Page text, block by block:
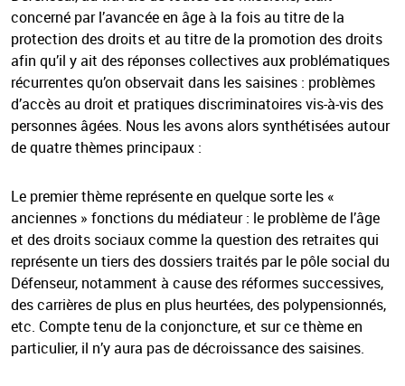
concerné par l’avancée en âge à la fois au titre de la
protection des droits et au titre de la promotion des droits
afin qu’il y ait des réponses collectives aux problématiques
récurrentes qu’on observait dans les saisines : problèmes
d’accès au droit et pratiques discriminatoires vis-à-vis des
personnes âgées. Nous les avons alors synthétisées autour
de quatre thèmes principaux :
Le premier thème représente en quelque sorte les «
anciennes » fonctions du médiateur : le problème de l’âge
et des droits sociaux comme la question des retraites qui
représente un tiers des dossiers traités par le pôle social du
Défenseur, notamment à cause des réformes successives,
des carrières de plus en plus heurtées, des polypensionnés,
etc. Compte tenu de la conjoncture, et sur ce thème en
particulier, il n’y aura pas de décroissance des saisines.